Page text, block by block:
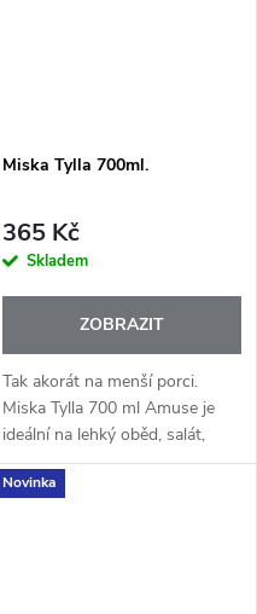
Miska Tylla 700ml.
365 Kč
Skladem
ZOBRAZIT
Tak akorát na menší porci.
Miska Tylla 700 ml Amuse je
ideální na lehký oběd, salát,
jogurt nebo svačinu – když
chcete mít jídlo prakticky po
Novinka